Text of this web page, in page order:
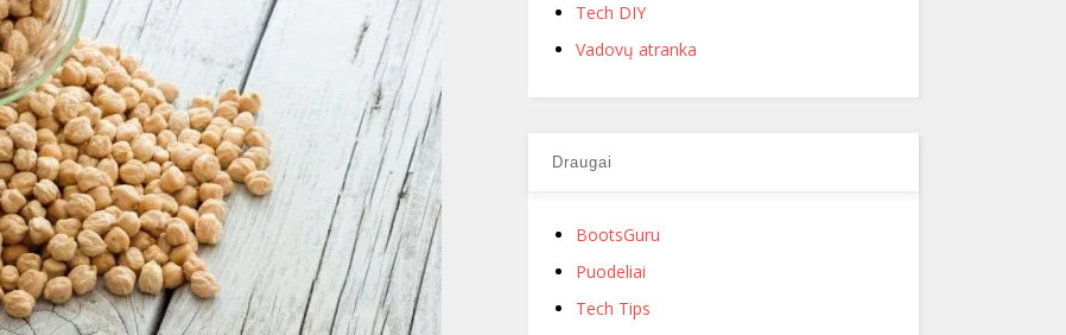
Tech DIY
Vadovų atranka
Draugai
BootsGuru
Puodeliai
Tech Tips